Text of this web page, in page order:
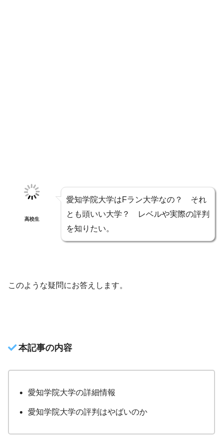
高校生
愛知学院大学はFラン大学なの？ それ
とも頭いい大学？ レベルや実際の評判
を知りたい。
このような疑問にお答えします。
本記事の内容
愛知学院大学の詳細情報
愛知学院大学の評判はやばいのか